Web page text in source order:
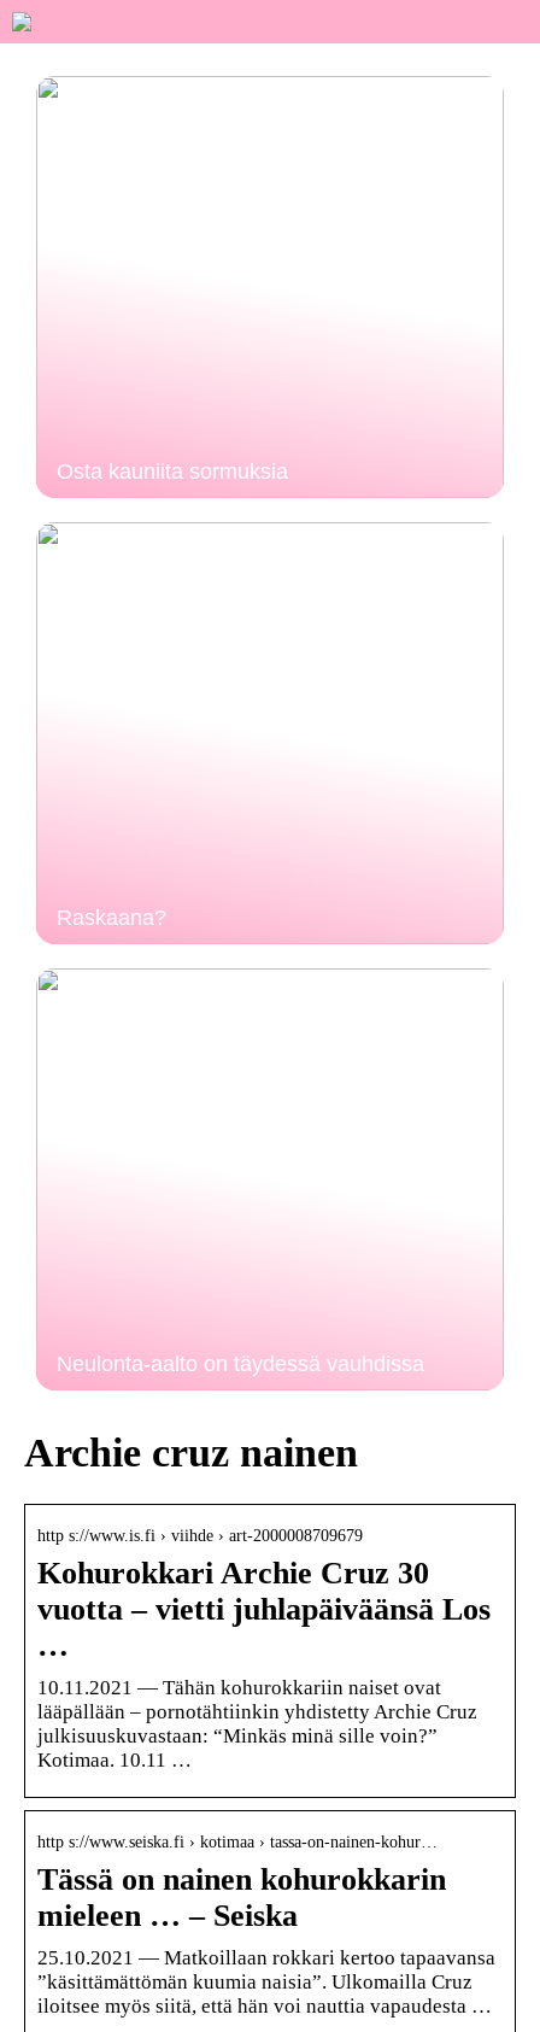
Osta kauniita sormuksia
Raskaana?
Neulonta-aalto on täydessä vauhdissa
Archie cruz nainen
http s://www.is.fi › viihde › art-2000008709679
Kohurokkari Archie Cruz 30
vuotta – vietti juhlapäiväänsä Los
…
10.11.2021 — Tähän kohurokkariin naiset ovat
lääpällään – pornotähtiinkin yhdistetty Archie Cruz
julkisuuskuvastaan: “Minkäs minä sille voin?”
Kotimaa. 10.11 …
http s://www.seiska.fi › kotimaa › tassa-on-nainen-kohur…
Tässä on nainen kohurokkarin
mieleen … – Seiska
25.10.2021 — Matkoillaan rokkari kertoo tapaavansa
”käsittämättömän kuumia naisia”. Ulkomailla Cruz
iloitsee myös siitä, että hän voi nauttia vapaudesta …